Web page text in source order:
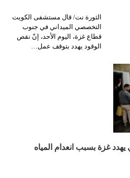
الثورة نت/ قال مستشفى الكويت
التخصصي الميداني في جنوب
قطاع غزة، اليوم الأحد، إنّ نقص
الوقود يهدد بتوقف عمل…
غزة بسبب انعدام المياه